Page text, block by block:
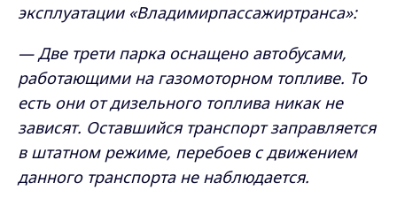
эксплуатации «Владимирпассажиртранса»:
— Две трети парка оснащено автобусами,
работающими на газомоторном топливе. То
есть они от дизельного топлива никак не
зависят. Оставшийся транспорт заправляется
в штатном режиме, перебоев с движением
данного транспорта не наблюдается.